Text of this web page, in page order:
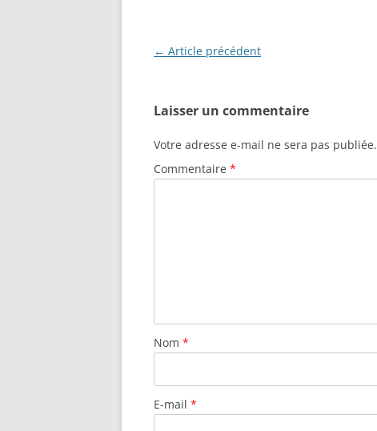
Navigation
← Article précédent
Laisser un commentaire
Votre adresse e-mail ne sera pas publiée.
Commentaire *
Nom *
E-mail *